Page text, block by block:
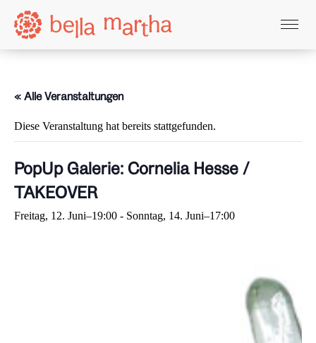
Ateliers
« Alle Veranstaltungen
Diese Veranstaltung hat bereits stattgefunden.
PopUp Galerie: Cornelia Hesse /
TAKEOVER
Freitag, 12. Juni–19:00 - Sonntag, 14. Juni–17:00